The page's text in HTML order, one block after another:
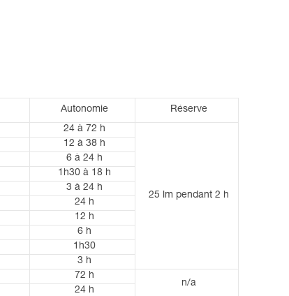
Autonomie Réserve
24 à 72 h
25 lm pendant 2 h
12 à 38 h
6 à 24 h
1h30 à 18 h
3 à 24 h
24 h
12 h
6 h
1h30
3 h
72 h
n/a
24 h